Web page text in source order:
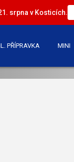
srpna v Kosticích.
PŘÍPRAVKA MINI